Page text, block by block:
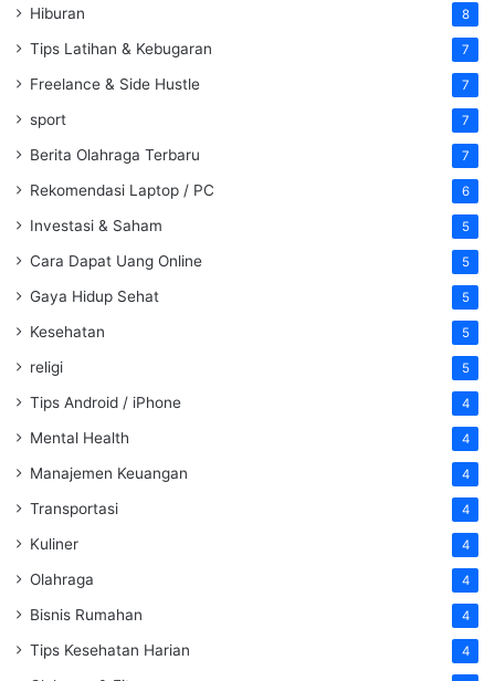
Hiburan 8
Tips Latihan & Kebugaran 7
Freelance & Side Hustle 7
sport 7
Berita Olahraga Terbaru 7
Rekomendasi Laptop / PC 6
Investasi & Saham 5
Cara Dapat Uang Online 5
Gaya Hidup Sehat 5
Kesehatan 5
religi 5
Tips Android / iPhone 4
Mental Health 4
Manajemen Keuangan 4
Transportasi 4
Kuliner 4
Olahraga 4
Bisnis Rumahan 4
Tips Kesehatan Harian 4